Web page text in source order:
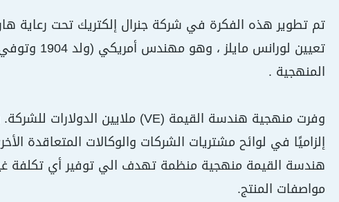
المنهجية .
إلزاميًا في لوائح مشتريات الشركات والوكالات المتعاقدة
مواصفات المنتج.